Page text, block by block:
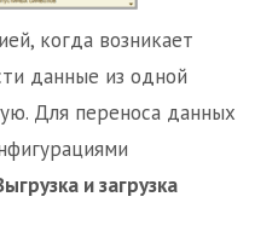
когда возникает
данные из одной
Для переноса данных
и загрузка